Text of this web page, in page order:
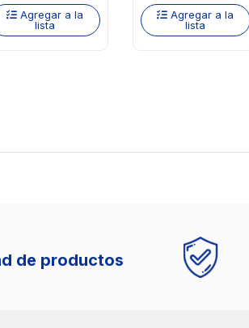
Agregar a la
lista
Agregar a la
lista
de productos